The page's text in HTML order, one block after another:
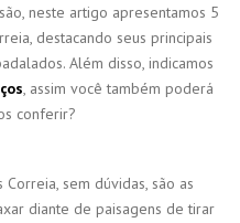
neste artigo apresentamos 5
destacando seus principais
Além disso, indicamos
, assim você também poderá
conferir?
sem dúvidas, são as
diante de paisagens de tirar